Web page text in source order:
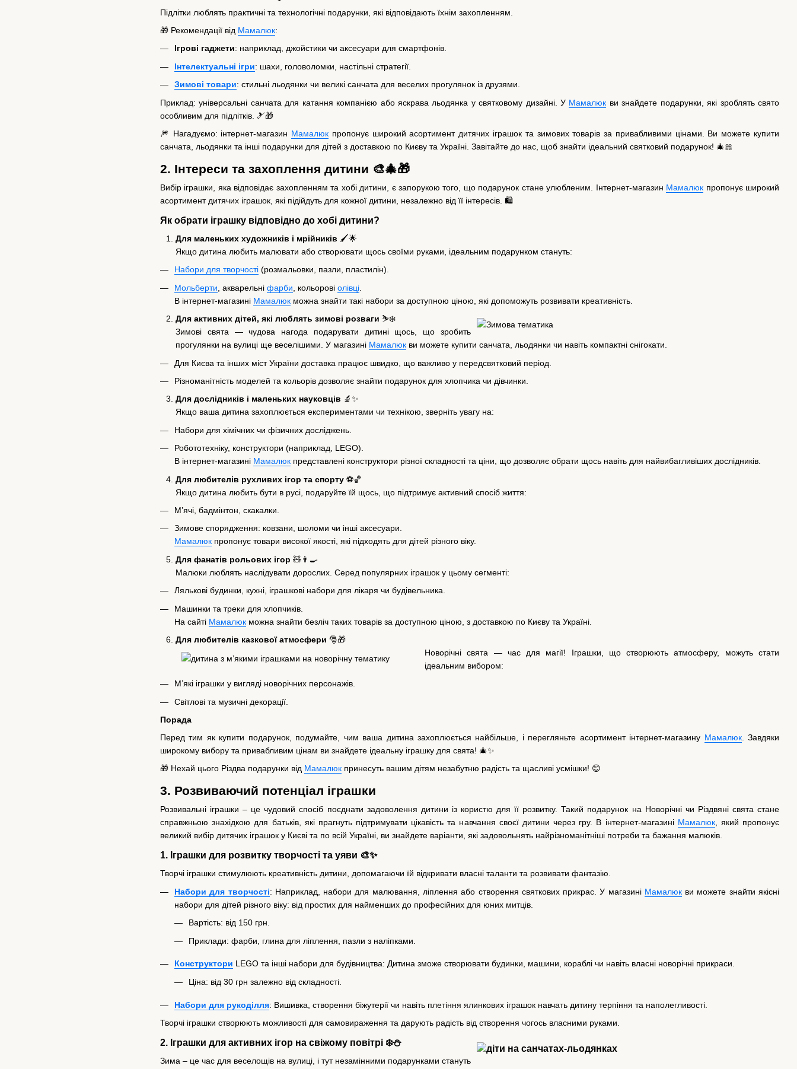
Підлітки люблять практичні та технологічні подарунки, які відповідають їхнім захопленням.
🎁 Рекомендації від Мамалюк:
Ігрові гаджети: наприклад, джойстики чи аксесуари для смартфонів.
Інтелектуальні ігри: шахи, головоломки, настільні стратегії.
Зимові товари: стильні льодянки чи великі санчата для веселих прогулянок із друзями.
Приклад: універсальні санчата для катання компанією або яскрава льодянка у святковому дизайні. У Мамалюк ви знайдете подарунки, які зроблять свято
особливим для підлітків. 🎿🎁
🎆 Нагадуємо: інтернет-магазин Мамалюк пропонує широкий асортимент дитячих іграшок та зимових товарів за привабливими цінами. Ви можете купити
санчата, льодянки та інші подарунки для дітей з доставкою по Києву та Україні. Завітайте до нас, щоб знайти ідеальний святковий подарунок! 🎄🎀
2. Інтереси та захоплення дитини 🎨🎄🎁
Вибір іграшки, яка відповідає захопленням та хобі дитини, є запорукою того, що подарунок стане улюбленим. Інтернет-магазин Мамалюк пропонує широкий
асортимент дитячих іграшок, які підійдуть для кожної дитини, незалежно від її інтересів. 🛍️
Як обрати іграшку відповідно до хобі дитини?
Для маленьких художників і мрійників 🖌️🌟
Якщо дитина любить малювати або створювати щось своїми руками, ідеальним подарунком стануть:
Набори для творчості (розмальовки, пазли, пластилін).
Мольберти , акварельні фарби , кольорові олівці
В інтернет-магазині Мамалюк можна знайти такі набори за доступною ціною, які допоможуть розвивати креативність.
Для активних дітей, які люблять зимові розваги ⛷️❄️
Зимові свята — чудова нагода подарувати дитині щось, що зробить
прогулянки на вулиці ще веселішими. У магазині Мамалюк ви можете купити санчата, льодянки чи навіть компактні снігокати.
Для Києва та інших міст України доставка працює швидко, що важливо у передсвятковий період.
Різноманітність моделей та кольорів дозволяє знайти подарунок для хлопчика чи дівчинки.
Для дослідників і маленьких науковців 🔬✨
Якщо ваша дитина захоплюється експериментами чи технікою, зверніть увагу на:
Набори для хімічних чи фізичних досліджень.
Робототехніку, конструктори (наприклад, LEGO).
В інтернет-магазині Мамалюк представлені конструктори різної складності та ціни, що дозволяє обрати щось навіть для найвибагливіших дослідників.
Для любителів рухливих ігор та спорту ⚽🏀
Якщо дитина любить бути в русі, подаруйте їй щось, що підтримує активний спосіб життя:
М’ячі, бадмінтон, скакалки.
Зимове спорядження: ковзани, шоломи чи інші аксесуари.
Мамалюк пропонує товари високої якості, які підходять для дітей різного віку.
Для фанатів рольових ігор 🧸👨‍🍳
Малюки люблять наслідувати дорослих. Серед популярних іграшок у цьому сегменті:
Лялькові будинки, кухні, іграшкові набори для лікаря чи будівельника.
Машинки та треки для хлопчиків.
На сайті Мамалюк можна знайти безліч таких товарів за доступною ціною, з доставкою по Києву та Україні.
Для любителів казкової атмосфери 🎅🎁
Новорічні свята — час для магії! Іграшки, що створюють атмосферу, можуть стати
ідеальним вибором:
М’які іграшки у вигляді новорічних персонажів.
Світлові та музичні декорації.
Порада
Перед тим як купити подарунок, подумайте, чим ваша дитина захоплюється найбільше, і перегляньте асортимент інтернет-магазину Мамалюк. Завдяки
широкому вибору та привабливим цінам ви знайдете ідеальну іграшку для свята! 🎄✨
🎁 Нехай цього Різдва подарунки від Мамалюк принесуть вашим дітям незабутню радість та щасливі усмішки! 😊
3. Розвиваючий потенціал іграшки
Розвивальні іграшки – це чудовий спосіб поєднати задоволення дитини із користю для її розвитку. Такий подарунок на Новорічні чи Різдвяні свята стане
справжньою знахідкою для батьків, які прагнуть підтримувати цікавість та навчання своєї дитини через гру. В інтернет-магазині Мамалюк, який пропонує
великий вибір дитячих іграшок у Києві та по всій Україні, ви знайдете варіанти, які задовольнять найрізноманітніші потреби та бажання малюків.
1. Іграшки для розвитку творчості та уяви 🎨✨
Творчі іграшки стимулюють креативність дитини, допомагаючи їй відкривати власні таланти та розвивати фантазію.
Набори для творчості: Наприклад, набори для малювання, ліплення або створення святкових прикрас. У магазині Мамалюкви можете знайти якісні
набори для дітей різного віку: від простих для найменших до професійних для юних митців.
Вартість: від 150 грн.
Приклади: фарби, глина для ліплення, пазли з наліпками.
Конструктори LEGO та інші набори для будівництва: Дитина зможе створювати будинки, машини, кораблі чи навіть власні новорічні прикраси.
Ціна: від 30 грн залежно від складності.
Набори для рукоділля: Вишивка, створення біжутерії чи навіть плетіння ялинкових іграшок навчать дитину терпіння та наполегливості.
Творчі іграшки створюють можливості для самовираження та дарують радість від створення чогось власними руками.
2. Іграшки для активних ігор на свіжому повітрі ❄️⛄
Зима – це час для веселощів на вулиці, і тут незамінними подарунками стануть